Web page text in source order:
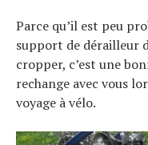
Parce qu’il est peu
support de dérailleur
cropper, c’est une
rechange avec vous
voyage à vélo.